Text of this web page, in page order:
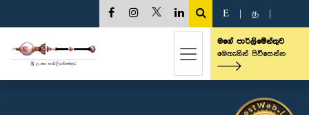
E த
මගේ පාර්ලිමේන්තුව
මෙතැනින් පිවිසෙන්න